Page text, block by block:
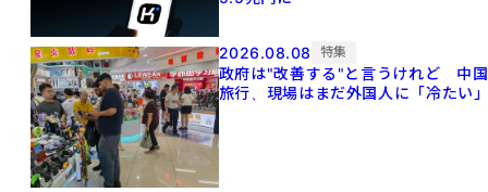
2026.08.08 特集
政府は"改善する"と言うけれど 中国
旅行、現場はまだ外国人に「冷たい